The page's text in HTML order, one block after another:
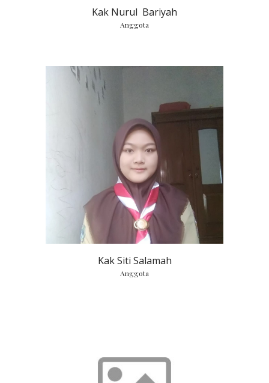
Kak Nurul Bariyah
Anggota
Kak Siti Salamah
Anggota